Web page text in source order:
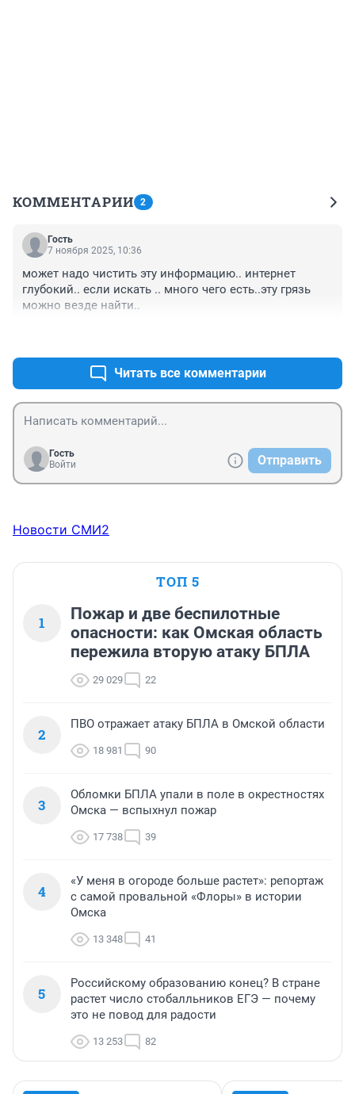
КОММЕНТАРИИ 2
Гость
7 ноября 2025, 10:36
может надо чистить эту информацию.. интернет
глубокий.. если искать .. много чего есть..эту грязь
можно везде найти..
Читать все комментарии
Гость
Войти
Отправить
Новости СМИ2
ТОП 5
1
Пожар и две беспилотные
опасности: как Омская область
пережила вторую атаку БПЛА
29 029 22
2
ПВО отражает атаку БПЛА в Омской области
18 981 90
3
Обломки БПЛА упали в поле в окрестностях
Омска — вспыхнул пожар
17 738 39
4
«У меня в огороде больше растет»: репортаж
с самой провальной «Флоры» в истории
Омска
13 348 41
5
Российскому образованию конец? В стране
растет число стобалльников ЕГЭ — почему
это не повод для радости
13 253 82